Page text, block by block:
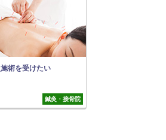
術を受けたい
鍼灸・接骨院